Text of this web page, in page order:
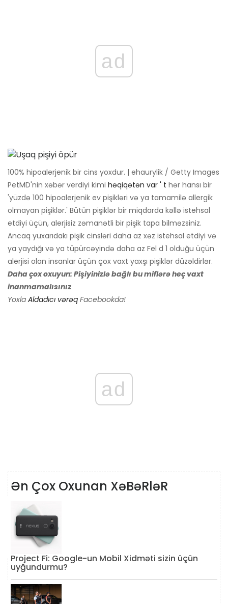
ad
100% hipoalerjenik bir cins yoxdur. | ehaurylik / Getty Images
PetMD'nin xəbər verdiyi kimi həqiqətən var ' t hər hansı bir
'yüzdə 100 hipoalerjenik ev pişikləri və ya tamamilə allergik
olmayan pişiklər.' Bütün pişiklər bir miqdarda kəllə istehsal
etdiyi üçün, alerjisiz zəmanətli bir pişik tapa bilməzsiniz.
Ancaq yuxarıdakı pişik cinsləri daha az xəz istehsal etdiyi və
ya yaydığı və ya tüpürcəyində daha az Fel d 1 olduğu üçün
alerjisi olan insanlar üçün çox vaxt yaxşı pişiklər düzəldirlər.
Daha çox oxuyun: Pişiyinizlə bağlı bu miflərə heç vaxt
inanmamalısınız
Yoxla Aldadıcı vərəq Facebookda!
ad
Ən Çox Oxunan XəBəRləR
Project Fi: Google-un Mobil Xidməti sizin üçün
uyğundurmu?